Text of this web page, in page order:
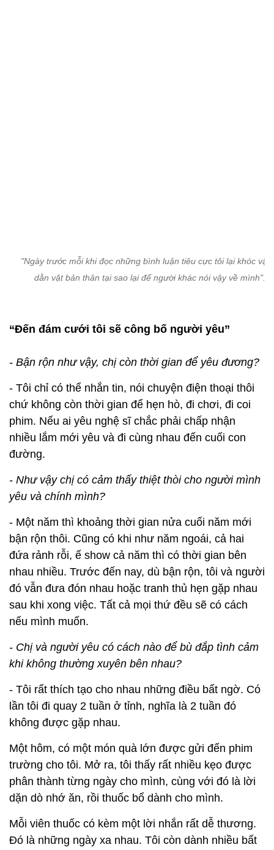
"Ngày trước mỗi khi đọc những bình luận tiêu cực tôi lại khóc vật
dằn vặt bản thân tại sao lại để người khác nói vậy về mình".
“Đến đám cưới tôi sẽ công bố người yêu”
- Bận rộn như vậy, chị còn thời gian để yêu đương?
- Tôi chỉ có thể nhắn tin, nói chuyện điện thoại thôi
chứ không còn thời gian để hẹn hò, đi chơi, đi coi
phim. Nếu ai yêu nghệ sĩ chắc phải chấp nhận
nhiều lắm mới yêu và đi cùng nhau đến cuối con
đường.
- Như vậy chị có cảm thấy thiệt thòi cho người mình
yêu và chính mình?
- Một năm thì khoảng thời gian nửa cuối năm mới
bận rộn thôi. Cũng có khi như năm ngoái, cả hai
đứa rảnh rỗi, ế show cả năm thì có thời gian bên
nhau nhiều. Trước đến nay, dù bận rộn, tôi và người
đó vẫn đưa đón nhau hoặc tranh thủ hẹn gặp nhau
sau khi xong việc. Tất cả mọi thứ đều sẽ có cách
nếu mình muốn.
- Chị và người yêu có cách nào để bù đắp tình cảm
khi không thường xuyên bên nhau?
- Tôi rất thích tạo cho nhau những điều bất ngờ. Có
lần tôi đi quay 2 tuần ở tỉnh, nghĩa là 2 tuần đó
không được gặp nhau.
Một hôm, có một món quà lớn được gửi đến phim
trường cho tôi. Mở ra, tôi thấy rất nhiều kẹo được
phân thành từng ngày cho mình, cùng với đó là lời
dặn dò nhớ ăn, rồi thuốc bổ dành cho mình.
Mỗi viên thuốc có kèm một lời nhắn rất dễ thương.
Đó là những ngày xa nhau. Tôi còn dành nhiều bất